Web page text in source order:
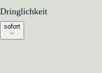
Dringlichkeit
Dringlichkeit
sofort